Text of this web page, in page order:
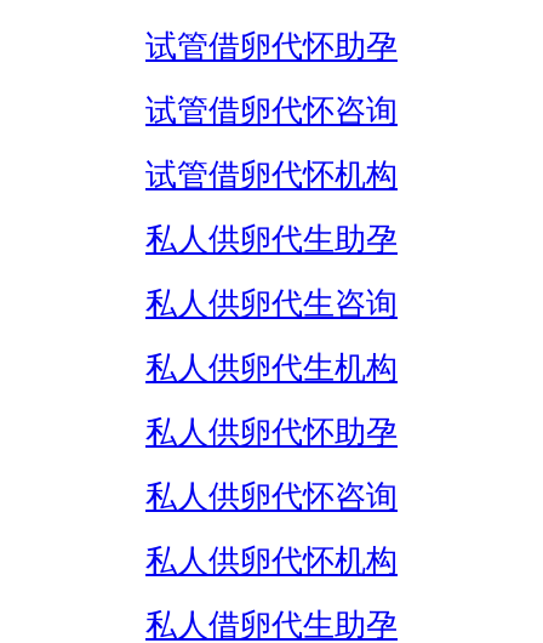
试管借卵代怀助孕
试管借卵代怀咨询
试管借卵代怀机构
私人供卵代生助孕
私人供卵代生咨询
私人供卵代生机构
私人供卵代怀助孕
私人供卵代怀咨询
私人供卵代怀机构
私人借卵代生助孕